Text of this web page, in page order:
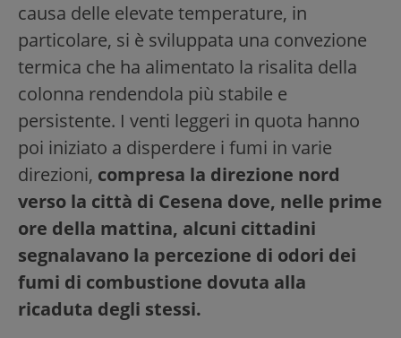
causa delle elevate temperature, in
particolare, si è sviluppata una convezione
termica che ha alimentato la risalita della
colonna rendendola più stabile e
persistente. I venti leggeri in quota hanno
poi iniziato a disperdere i fumi in varie
direzioni, compresa la direzione nord
verso la città di Cesena dove, nelle prime
ore della mattina, alcuni cittadini
segnalavano la percezione di odori dei
fumi di combustione dovuta alla
ricaduta degli stessi.